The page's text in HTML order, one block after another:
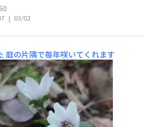
| 03/02
庭の片隅で毎年咲いてくれます